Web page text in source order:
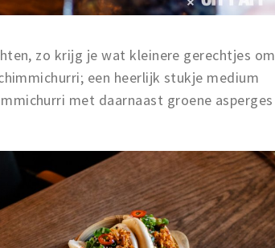
zo krijg je wat kleinere gerechtjes om
een heerlijk stukje medium
met daarnaast groene asperges